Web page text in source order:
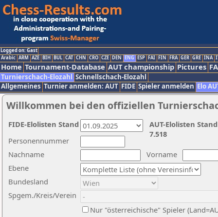
Logged on: Gast
Arabic ARM AZE BIH BUL CAT CHN CRO CZE DEN ENG ESP FAI FIN FRA GER GRE INA
Home Tournament-Database AUT championship Pictures
Turnierschach-Elozahl Schnellschach-Elozahl
Allgemeines Turnier anmelden: AUT FIDE Spieler anmelden Elo
Willkommen bei den offiziellen
Nachname
Vorname
Ebene
Personennummer
Bundesland
Spgem./Kreis/Verein
Nur "österreichische" Spieler
AUT-Elolisten
7.518
FIDE-Elolisten Stand